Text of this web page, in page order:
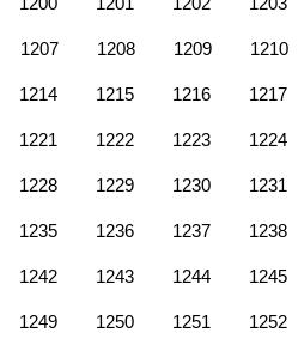
1207 1208 1209 1210
1214 1215 1216 1217
1221 1222 1223 1224
1228 1229 1230 1231
1235 1236 1237 1238
1242 1243 1244 1245
1249 1250 1251 1252